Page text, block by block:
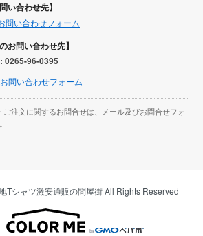
い合わせ先】
問い合わせフォーム
お問い合わせ先】
0265-96-0395
お問い合わせフォーム
注文に関するお問合せは、メール及びお問合せフォ
Tシャツ激安通販の問屋街 All Rights Reserved